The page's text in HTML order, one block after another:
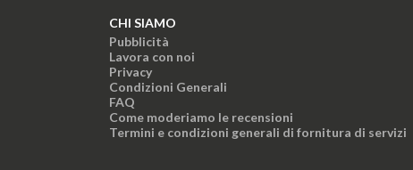
CHI SIAMO
Pubblicità
Lavora con noi
Privacy
Condizioni Generali
FAQ
Come moderiamo le recensioni
Termini e condizioni generali di fornitura di servizi